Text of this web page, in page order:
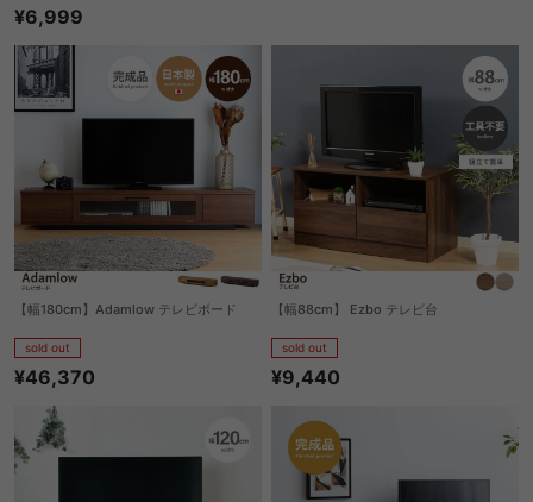
¥6,999
【幅180cm】Adamlow テレビボード
sold out
¥46,370
【幅88cm】 Ezbo テレビ台
sold out
¥9,440